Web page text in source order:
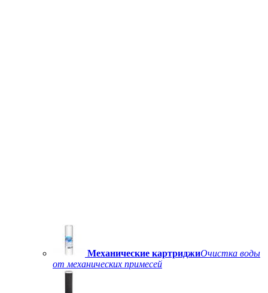
Механические картриджиОчистка воды
от механических примесей